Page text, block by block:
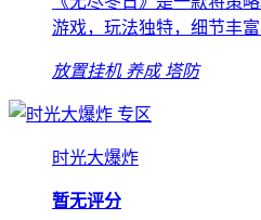
游戏，玩法独特，细节丰富
放置挂机 养成 塔防
专区
时光大爆炸
暂无评分